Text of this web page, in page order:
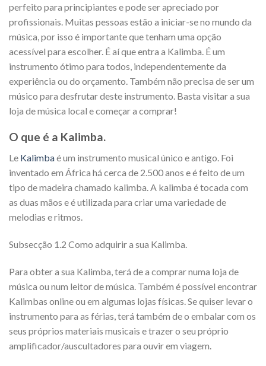
perfeito para principiantes e pode ser apreciado por
profissionais. Muitas pessoas estão a iniciar-se no mundo da
música, por isso é importante que tenham uma opção
acessível para escolher. É aí que entra a Kalimba. É um
instrumento ótimo para todos, independentemente da
experiência ou do orçamento. Também não precisa de ser um
músico para desfrutar deste instrumento. Basta visitar a sua
loja de música local e começar a comprar!
O que é a Kalimba.
Le Kalimbaé um instrumento musical único e antigo. Foi
inventado em África há cerca de 2.500 anos e é feito de um
tipo de madeira chamado kalimba. A kalimba é tocada com
as duas mãos e é utilizada para criar uma variedade de
melodias e ritmos.
Subsecção 1.2 Como adquirir a sua Kalimba.
Para obter a sua Kalimba, terá de a comprar numa loja de
música ou num leitor de música. Também é possível encontrar
Kalimbas online ou em algumas lojas físicas. Se quiser levar o
instrumento para as férias, terá também de o embalar com os
seus próprios materiais musicais e trazer o seu próprio
amplificador/auscultadores para ouvir em viagem.